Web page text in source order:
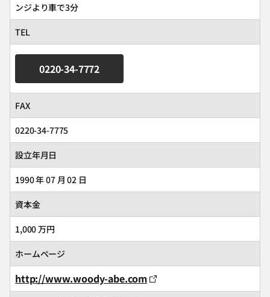
ンジより車で3分
TEL
0220-34-7772
FAX
0220-34-7775
設立年月日
1990 年 07 月 02 日
資本金
1,000 万円
ホームページ
http://www.woody-abe.com